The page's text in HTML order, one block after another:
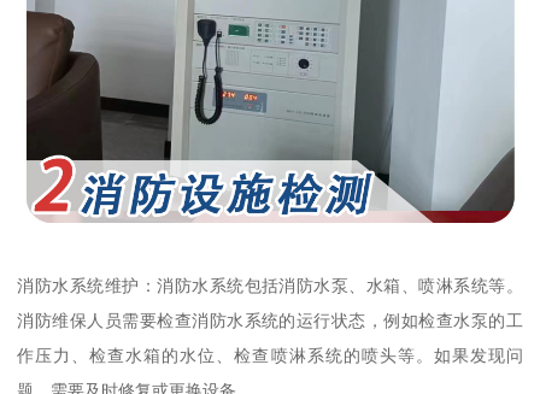
消防水系统维护：消防水系统包括消防水泵、水箱、喷淋系统等。
消防维保人员需要检查消防水系统的运行状态，例如检查水泵的工
作压力、检查水箱的水位、检查喷淋系统的喷头等。如果发现问